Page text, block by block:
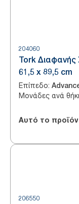
204060
Tork
61,5 x 89,5 cm
Επίπεδο:
Μονάδες ανά
Αυτό το προϊόν
206550